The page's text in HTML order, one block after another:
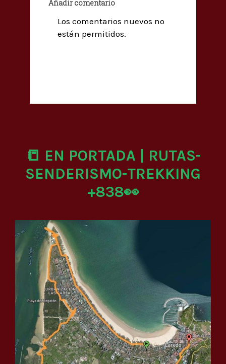
Añadir comentario
Los comentarios nuevos no
están permitidos.
📒 EN PORTADA | RUTAS-
SENDERISMO-TREKKING
+838👀